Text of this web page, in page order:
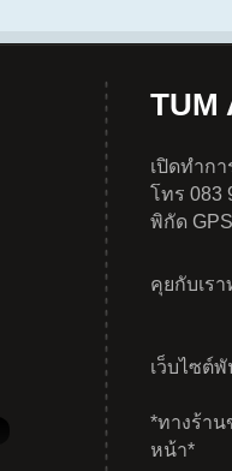
TUM
เปิดทำก
โทร 083
พิกัด
คุยกับเร
เว็บไซต์
*ทางร้าน
หน้า*